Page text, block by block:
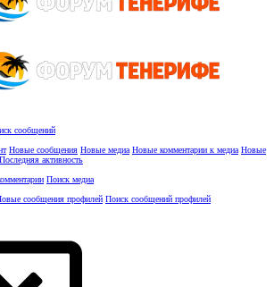
сообщений
Новые сообщения Новые медиа Новые комментарии к медиа Новые
Последняя активность
Поиск медиа
сообщения профилей Поиск сообщений профилей